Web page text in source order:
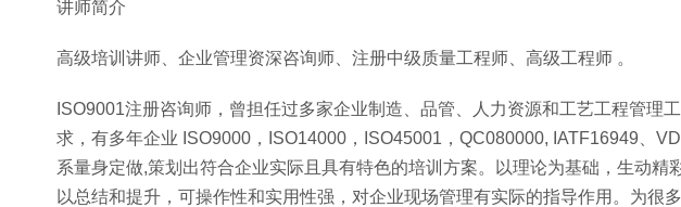
讲师简介
高级培训讲师、企业管理资深咨询师、注册中级质量工程师、高级工程师 。
ISO9001注册咨询师，曾担任过多家企业制造、品管、人力资源和工艺工程管理
求，有多年企业 ISO9000，ISO14000，ISO45001，QC080000, IATF16949、
系量身定做,策划出符合企业实际且具有特色的培训方案。以理论为基础，生动
以总结和提升，可操作性和实用性强，对企业现场管理有实际的指导作用。为很